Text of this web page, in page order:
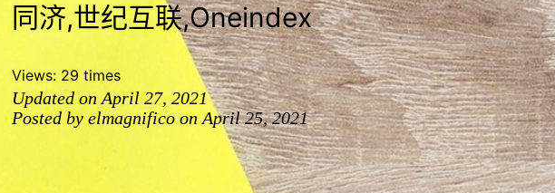
同济,世纪互联,Oneindex
Views: 29 times
Updated on April 27, 2021
Posted by elmagnifico on April 25, 2021